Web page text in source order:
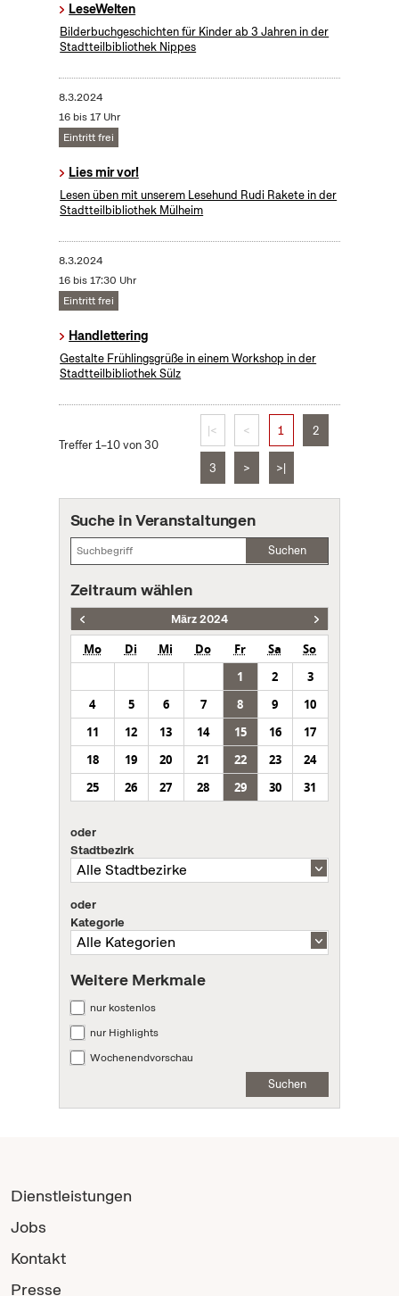
LeseWelten
Bilderbuchgeschichten für Kinder ab 3 Jahren in der
Stadtteilbibliothek Nippes
8.3.2024
16 bis 17 Uhr
Eintritt frei
Lies mir vor!
Lesen üben mit unserem Lesehund Rudi Rakete in der
Stadtteilbibliothek Mülheim
8.3.2024
16 bis 17:30 Uhr
Eintritt frei
Handlettering
Gestalte Frühlingsgrüße in einem Workshop in der
Stadtteilbibliothek Sülz
Treffer 1–10 von 30
|< < 1 2
3 > >|
Suche in Veranstaltungen
Suchen
Zeitraum wählen
März 2024
Mo Di Mi Do Fr Sa
So
1
2
3
4
5 6 7 8 9
10
11
12 13 14 15 16
17
18
19 20 21 22 23
24
25
26 27 28 29 30 31
oder
Stadtbezirk
oder
Kategorie
Weitere Merkmale
nur kostenlos
nur Highlights
Wochenendvorschau
Suchen
Dienstleistungen
Jobs
Kontakt
Presse